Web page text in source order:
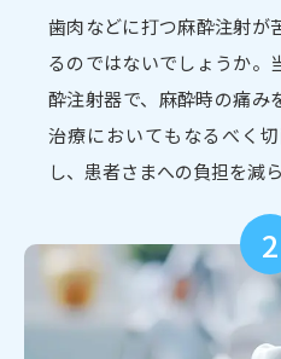
歯肉などに打つ麻酔注射が
るのではないでしょうか。
酔注射器で、麻酔時の痛み
治療においてもなるべく
し、患者さまへの負担を減
2